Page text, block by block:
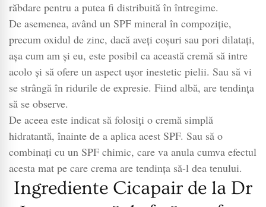
răbdare pentru a putea fi distribuită în întregime.
De asemenea, având un SPF mineral în compoziție,
precum oxidul de zinc, dacă aveți coșuri sau pori dilatați,
așa cum am și eu, este posibil ca această cremă să intre
acolo și să ofere un aspect ușor inestetic pielii. Sau să vi
se strângă în ridurile de expresie. Fiind albă, are tendința
să se observe.
De aceea este indicat să folosiți o cremă simplă
hidratantă, înainte de a aplica acest SPF. Sau să o
combinați cu un SPF chimic, care va anula cumva efectul
acesta mat pe care crema are tendința să-l dea tenului.
Ingrediente Cicapair de la Dr